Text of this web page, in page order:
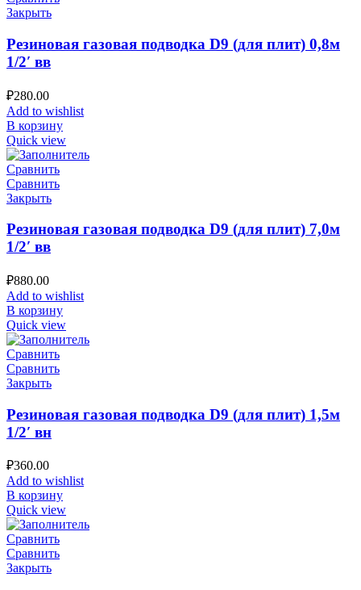
Закрыть
Резиновая газовая подводка D9 (для плит) 0,8м
1/2′ вв
₽280.00
Add to wishlist
В корзину
Quick view
Сравнить
Сравнить
Закрыть
Резиновая газовая подводка D9 (для плит) 7,0м
1/2′ вв
₽880.00
Add to wishlist
В корзину
Quick view
Сравнить
Сравнить
Закрыть
Резиновая газовая подводка D9 (для плит) 1,5м
1/2′ вн
₽360.00
Add to wishlist
В корзину
Quick view
Сравнить
Сравнить
Закрыть